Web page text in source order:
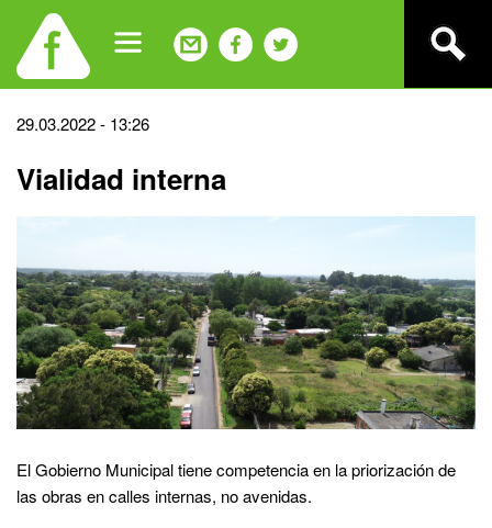
navigation
Back
top
29.03.2022 - 13:26
Vialidad interna
El Gobierno Municipal tiene competencia en la priorización de
las obras en calles internas, no avenidas.